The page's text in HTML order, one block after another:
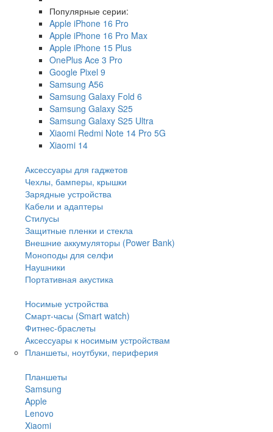
Популярные серии:
Apple iPhone 16 Pro
Apple iPhone 16 Pro Max
Apple iPhone 15 Plus
OnePlus Ace 3 Pro
Google Pixel 9
Samsung A56
Samsung Galaxy Fold 6
Samsung Galaxy S25
Samsung Galaxy S25 Ultra
Xiaomi Redmi Note 14 Pro 5G
Xiaomi 14
Аксессуары для гаджетов
Чехлы, бамперы, крышки
Зарядные устройства
Кабели и адаптеры
Стилусы
Защитные пленки и стекла
Внешние аккумуляторы (Power Bank)
Моноподы для селфи
Наушники
Портативная акустика
Носимые устройства
Смарт-часы (Smart watch)
Фитнес-браслеты
Аксессуары к носимым устройствам
Планшеты, ноутбуки, периферия
Планшеты
Samsung
Apple
Lenovo
Xiaomi